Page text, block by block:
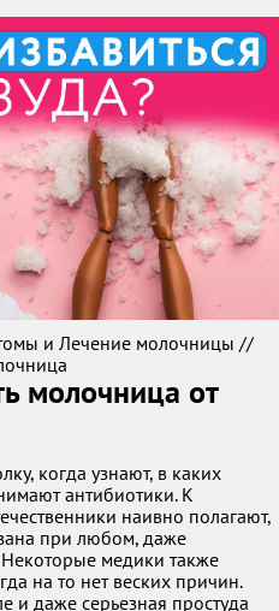
и Лечение молочницы //
молочница от
когда узнают, в каких
антибиотики. К
наивно полагают,
при любом, даже
медики также
на то нет веских причин.
и даже серьезная простуда